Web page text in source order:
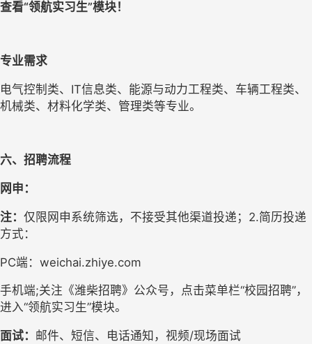
查看“领航实习生”模块！
专业需求
电气控制类、IT信息类、能源与动力工程类、车辆工程类、
机械类、材料化学类、管理类等专业。
六、 招聘流程
网申：
注： 仅限网申系统筛选，不接受其他渠道投递；2.简历投递
方式：
PC端：weichai.zhiye.com
手机端;关注《潍柴招聘》公众号，点击菜单栏“校园招聘”，
进入“领航实习生”模块。
面试： 邮件、短信、电话通知，视频/现场面试